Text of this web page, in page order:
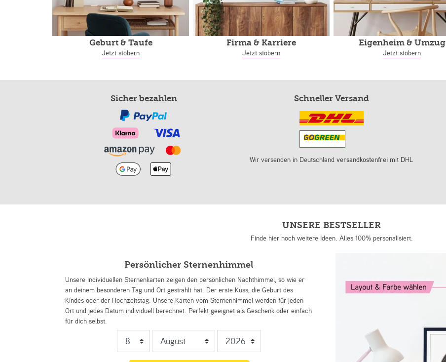
Geburt & Taufe
Jetzt stöbern
Firma & Karriere
Jetzt stöbern
Eigenheim& Umzug
Jetzt stöbern
Sicher bezahlen Schneller Versand
Wir versenden in Deutschlandversandkostenfrei mit DHL
UNSERE BESTSELLER
Finde hier noch weitere Ideen. Alles 100% personalisiert.
Persönlicher Sternenhimmel
Unsere individuellen Sternenkarten zeigen den persönlichen Nachthimmel, so wie er
an deinem besonderen Tag und Ort gestrahlt hat. Der erste Kuss, die Geburt des
Kindes oder der Hochzeitstag. Unsere Karten vom Sternenhimmel werden für jeden
Ort und jedes Datum individuell berechnet. Perfekt geeignet als Geschenk oder einfach
für dich selbst.